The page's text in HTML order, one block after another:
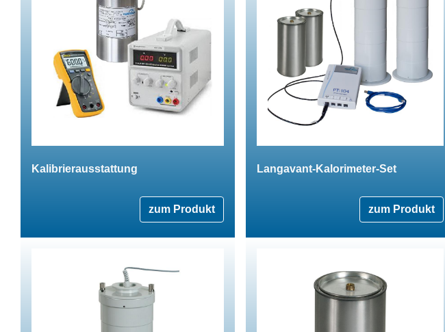
Kalibrierausstattung
zum Produkt
Langavant-Kalorimeter-Set
zum Produkt